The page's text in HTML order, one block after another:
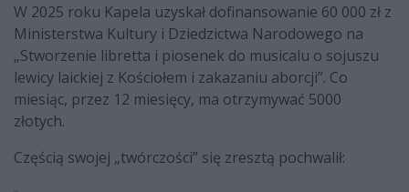
W 2025 roku Kapela uzyskał dofinansowanie 60 000 zł z
Ministerstwa Kultury i Dziedzictwa Narodowego na
„Stworzenie libretta i piosenek do musicalu o sojuszu
lewicy laickiej z Kościołem i zakazaniu aborcji”. Co
miesiąc, przez 12 miesięcy, ma otrzymywać 5000
złotych.
Częścią swojej „twórczości” się zresztą pochwalił: